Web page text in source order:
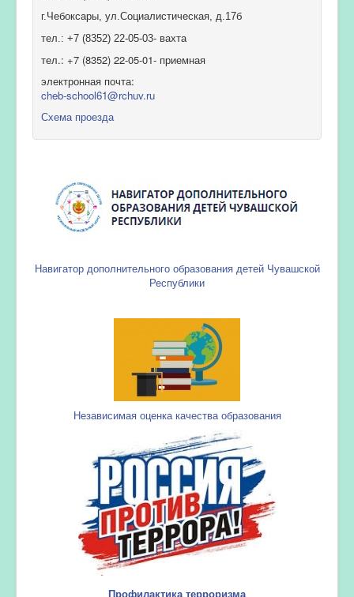
г.Чебоксары, ул.Социалистическая, д.17б
тел.: +7 (8352) 22-05-03- вахта
тел.: +7 (8352) 22-05-01- приемная
электронная почта:
cheb-school61@rchuv.ru
Схема проезда
Навигатор дополнительного образования детей Чувашской
Республики
Независимая оценка качества образования
Профилактика терроризма